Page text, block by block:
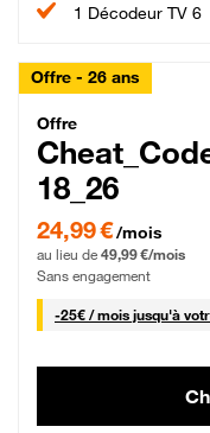
1 Décodeur TV 6
Offre - 26 ans
Cheat_Code
Offre
18_26
24,99 € par mois pendant
24,99 €/mois
au lieu de 49,99 €/mois
Sans engagement
-25€ / mois25 € par
jusqu'à